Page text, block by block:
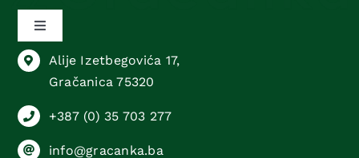
Toggle
Navigation
Sektor animalne proizvodnje
Sektor biljne proizvodnje
Alije Izetbegovića 17,
Gračanica 75320
+387 (0) 35 703 277
info@gracanka.ba